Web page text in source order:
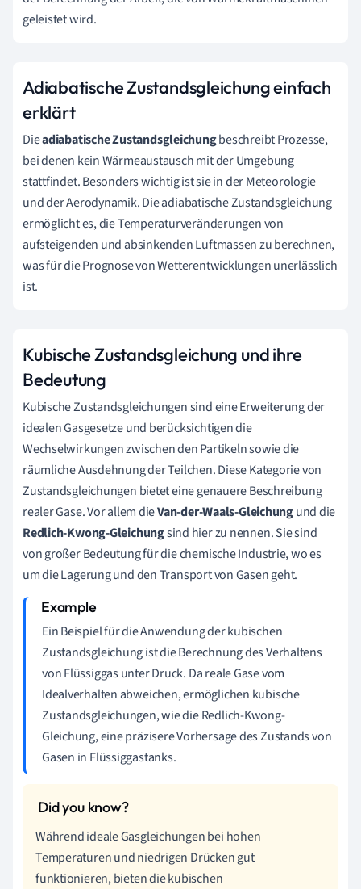
geleistet wird.
Adiabatische Zustandsgleichung einfach
erklärt
Dieadiabatische Zustandsgleichungbeschreibt Prozesse,
bei denen kein Wärmeaustausch mit der Umgebung
stattfindet. Besonders wichtig ist sie in der Meteorologie
und der Aerodynamik. Die adiabatische Zustandsgleichung
ermöglicht es, die Temperaturveränderungen von
aufsteigenden und absinkenden Luftmassen zu berechnen,
was für die Prognose von Wetterentwicklungen unerlässlich
ist.
Kubische Zustandsgleichung und ihre
Bedeutung
Kubische Zustandsgleichungen sind eine Erweiterung der
idealen Gasgesetze und berücksichtigen die
Wechselwirkungen zwischen den Partikeln sowie die
räumliche Ausdehnung der Teilchen. Diese Kategorie von
Zustandsgleichungen bietet eine genauere Beschreibung
realer Gase. Vor allem dieVan-der-Waals-Gleichungund die
Redlich-Kwong-Gleichungsind hier zu nennen. Sie sind
von großer Bedeutung für die chemische Industrie, wo es
um die Lagerung und den Transport von Gasen geht.
Ein Beispiel für die Anwendung der kubischen
Zustandsgleichung ist die Berechnung des Verhaltens
von Flüssiggas unter Druck. Da reale Gase vom
Idealverhalten abweichen, ermöglichen kubische
Zustandsgleichungen, wie die Redlich-Kwong-
Gleichung, eine präzisere Vorhersage des Zustands von
Gasen in Flüssiggastanks.
Während ideale Gasgleichungen bei hohen
Temperaturen und niedrigen Drücken gut
funktionieren, bieten die kubischen